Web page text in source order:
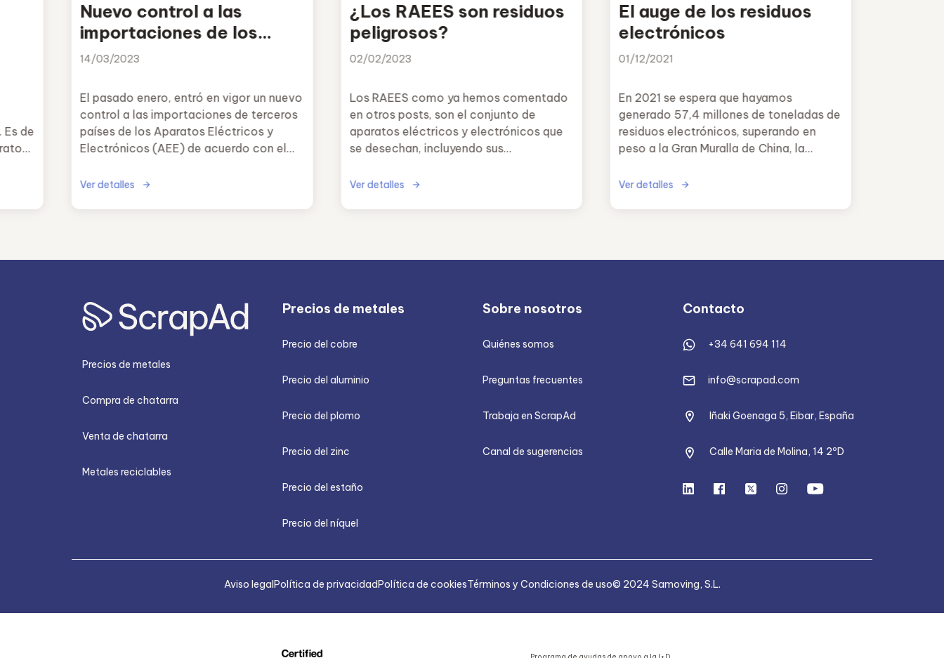
de
Nuevo control a las
importaciones de los
RAEEs
14/03/2023
El pasado enero, entró en vigor un nuevo
control a las importaciones de terceros
países de los Aparatos Eléctricos y
Electrónicos (AEE) de acuerdo con el
Ver detalles
¿Los RAEES son residuos
peligrosos?
02/02/2023
Los RAEES como ya hemos comentado
en otros posts, son el conjunto de
aparatos eléctricos y electrónicos que
se desechan, incluyendo sus
Ver detalles
El auge de los residuos
electrónicos
01/12/2021
En 2021 se espera que hayamos
generado 57,4 millones de toneladas de
residuos electrónicos, superando en
peso a la Gran Muralla de China, la
mundo.
Ver detalles
Precios de metales
Compra de chatarra
Venta de chatarra
Metales reciclables
Precios de metales
Precio del cobre
Precio del aluminio
Precio del plomo
Precio del zinc
Precio del estaño
Precio del níquel
Sobre nosotros
Quiénes somos
Preguntas frecuentes
Trabaja en ScrapAd
Canal de sugerencias
Contacto
+34 641 694 114
info@scrapad.com
Iñaki Goenaga 5, Eibar, España
Calle Maria de Molina, 14 2ºD
Aviso legalPolítica de privacidadPolítica de cookiesTérminos y Condiciones de uso© 2024 Samoving, S.L.